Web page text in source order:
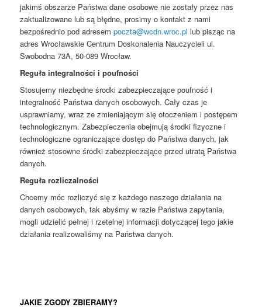
jakimś obszarze Państwa dane osobowe nie zostały przez nas
zaktualizowane lub są błędne, prosimy o kontakt z nami
bezpośrednio pod adresempoczta@wcdn.wroc.pl lub pisząc na
adres Wrocławskie Centrum Doskonalenia Nauczycieli ul.
Swobodna 73A, 50-089 Wrocław.
Reguła integralności i poufności
Stosujemy niezbędne środki zabezpieczające poufność i
integralność Państwa danych osobowych. Cały czas je
usprawniamy, wraz ze zmieniającym się otoczeniem i postępem
technologicznym. Zabezpieczenia obejmują środki fizyczne i
technologiczne ograniczające dostęp do Państwa danych, jak
również stosowne środki zabezpieczające przed utratą Państwa
danych.
Reguła rozliczalności
Chcemy móc rozliczyć się z każdego naszego działania na
danych osobowych, tak abyśmy w razie Państwa zapytania,
mogli udzielić pełnej i rzetelnej informacji dotyczącej tego jakie
działania realizowaliśmy na Państwa danych.
JAKIE ZGODY ZBIERAMY?